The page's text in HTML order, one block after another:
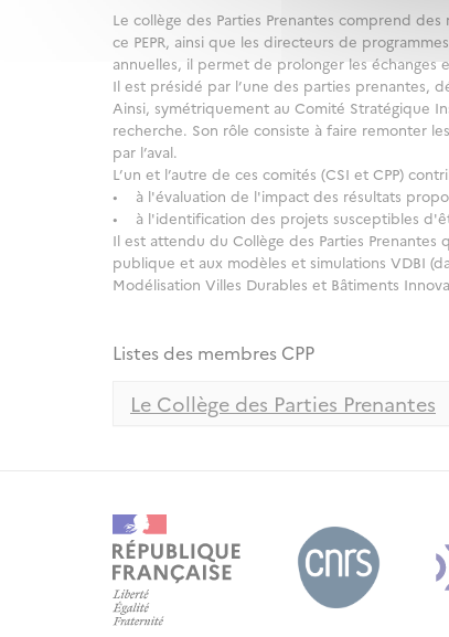
Le collège des Parties Prenantes comprend
ce PEPR, ainsi que les directeurs de
annuelles, il permet de prolonger les
Il est présidé par l’une des parties prenantes,
Ainsi, symétriquement au Comité Stratégique
recherche. Son rôle consiste à faire remonter
par l’aval.
L’un et l’autre de ces comités (CSI et CPP)
• à l'évaluation de l'impact des résultats
• à l'identification des projets susceptibles
Il est attendu du Collège des Parties Prenantes
publique et aux modèles et simulations VDBI
Modélisation Villes Durables et Bâtiments
Listes des membres CPP
Le Collège des Parties Prenantes